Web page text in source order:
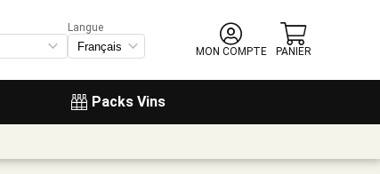
Packs Vins
Langue
MON COMPTE
PANIER